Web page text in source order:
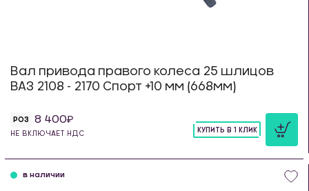
Вал привода правого колеса 25 шлицов
ВАЗ 2108 - 2170 Спорт +10 мм (668мм)
РОЗ 8 400
НЕ ВКЛЮЧАЕТ НДС
КУПИТЬ В 1 КЛИК
в наличии